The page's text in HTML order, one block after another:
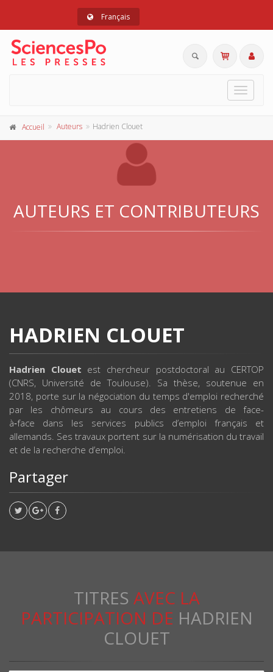
Français
Toggle
Accueil Auteurs Hadrien Clouet
AUTEURS ET CONTRIBUTEURS
HADRIEN CLOUET
Hadrien Clouet est chercheur postdoctoral au CERTOP
(CNRS, Université de Toulouse). Sa thèse, soutenue en
2018, porte sur la négociation du temps d'emploi recherché
par les chômeurs au cours des entretiens de face-
à‑face dans les services publics d’emploi français et
allemands. Ses travaux portent sur la numérisation du travail
et de la recherche d’emploi.
Partager
TITRES AVEC LA
PARTICIPATION DE HADRIEN
CLOUET